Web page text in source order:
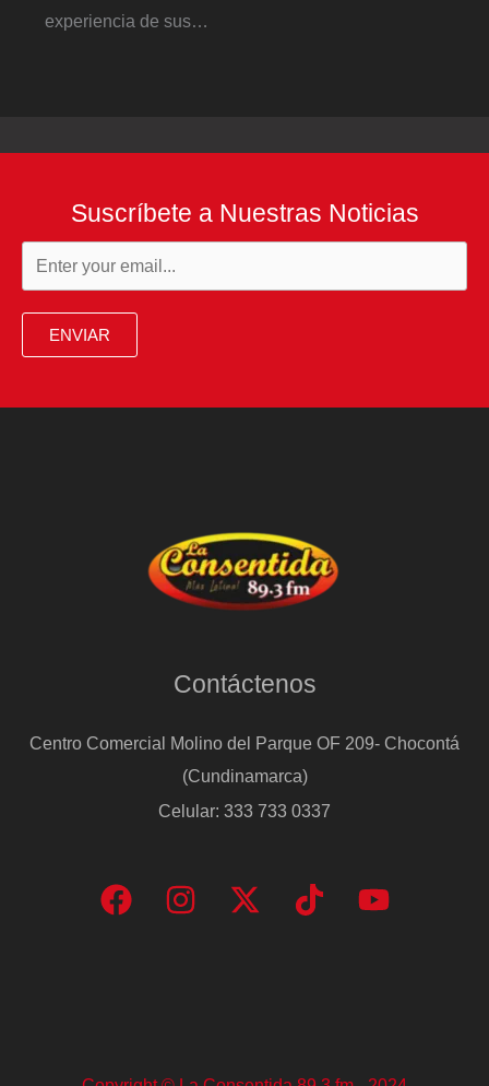
experiencia de sus…
Suscríbete a Nuestras Noticias
ENVIAR
Contáctenos
Centro Comercial Molino del Parque OF 209- Chocontá
(Cundinamarca)
Celular: 333 733 0337